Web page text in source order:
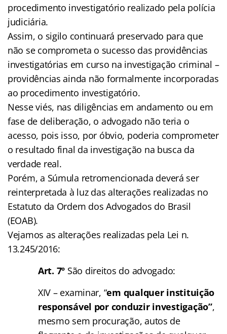
procedimento investigatório realizado pela polícia
judiciária.
Assim, o sigilo continuará preservado para que
não se comprometa o sucesso das providências
investigatórias em curso na investigação criminal –
providências ainda não formalmente incorporadas
ao procedimento investigatório.
Nesse viés, nas diligências em andamento ou em
fase de deliberação, o advogado não teria o
acesso, pois isso, por óbvio, poderia comprometer
o resultado final da investigação na busca da
verdade real.
Porém, a Súmula retromencionada deverá ser
reinterpretada à luz das alterações realizadas no
Estatuto da Ordem dos Advogados do Brasil
(EOAB).
Vejamos as alterações realizadas pela Lei n.
13.245/2016:
Art. 7º São direitos do advogado:
XIV – examinar, “em qualquer instituição
responsável por conduzir investigação”,
mesmo sem procuração, autos de